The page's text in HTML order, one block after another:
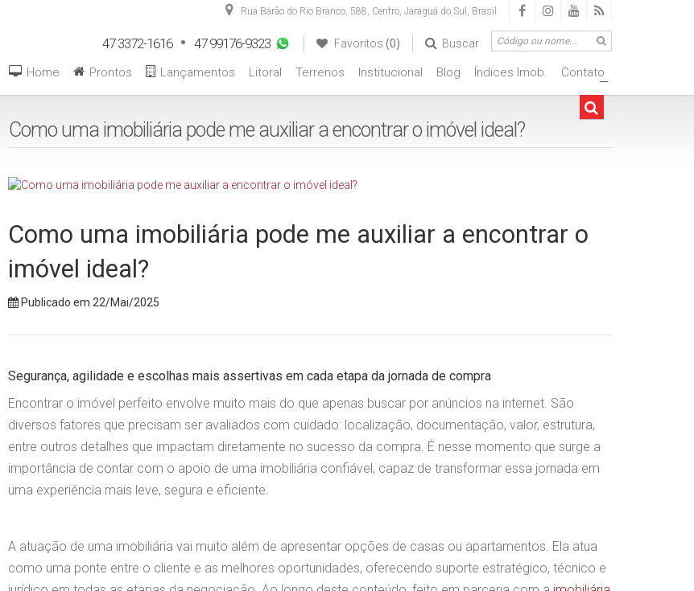
Rua Barão do Rio Branco, 588, Centro, Jaraguá do Sul , Brasil
Buscar
Favoritos (0)
47 3372-1616 47 99176-9323
+
Contato
Índices Imob.
Blog
Institucional
Terrenos
Litoral
Lançamentos
Prontos
Home
Como uma imobiliária pode me auxiliar a encontrar o imóvel ideal?
Como uma imobiliária pode me auxiliar a encontrar o
imóvel ideal?
Publicado em 22/Mai/2025
Segurança, agilidade e escolhas mais assertivas em cada etapa da jornada de compra
Encontrar o imóvel perfeito envolve muito mais do que apenas buscar por anúncios na internet. São
diversos fatores que precisam ser avaliados com cuidado: localização, documentação, valor, estrutura,
entre outros detalhes que impactam diretamente no sucesso da compra. É nesse momento que surge a
importância de contar com o apoio de uma imobiliária confiável, capaz de transformar essa jornada em
uma experiência mais leve, segura e eficiente.
A atuação de uma imobiliária vai muito além de apresentar opções de casas ou apartamentos. Ela atua
como uma ponte entre o cliente e as melhores oportunidades, oferecendo suporte estratégico, técnico e